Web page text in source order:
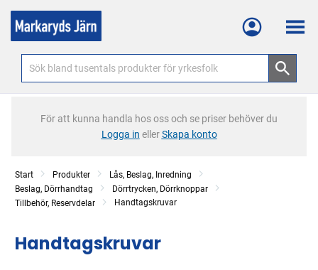
Meny
För att kunna handla hos oss och se priser behöver du
Logga in ellerSkapa konto
Start Produkter
Lås, Beslag, Inredning
Beslag, Dörrhandtag
Dörrtrycken, Dörrknoppar
Tillbehör, Reservdelar
Handtagskruvar
Handtagskruvar